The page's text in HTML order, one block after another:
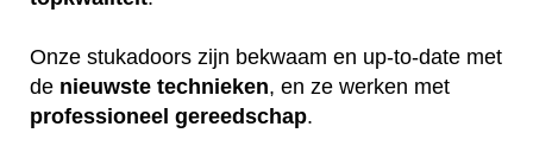
Onze stukadoors zijn bekwaam en up-to-date met
de nieuwste technieken, en ze werken met
professioneel gereedschap.